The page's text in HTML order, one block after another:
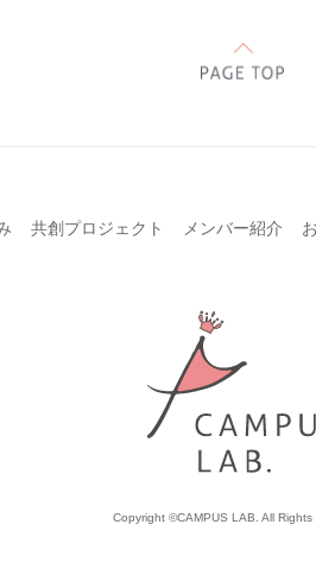
共創プロジェクト メンバー紹介
Copyright ©CAMPUS LAB. All Rights